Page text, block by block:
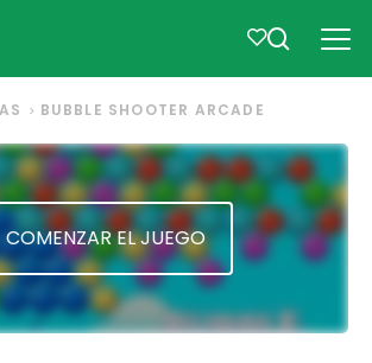
BUBBLE SHOOTER ARCADE
COMENZAR EL JUEGO